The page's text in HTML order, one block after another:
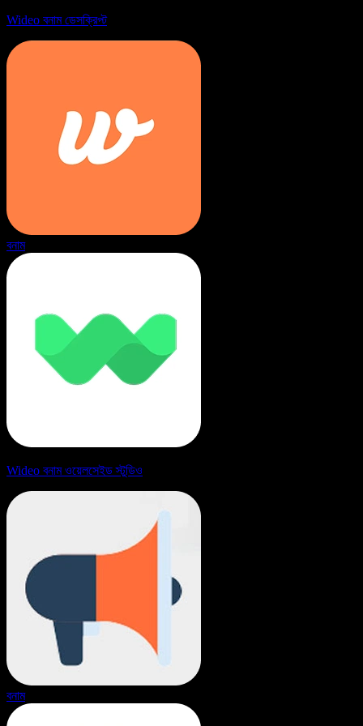
Wideo বনাম ডেসক্রিপ্ট
বনাম
Wideo বনাম ওয়েলসেইড স্টুডিও
বনাম